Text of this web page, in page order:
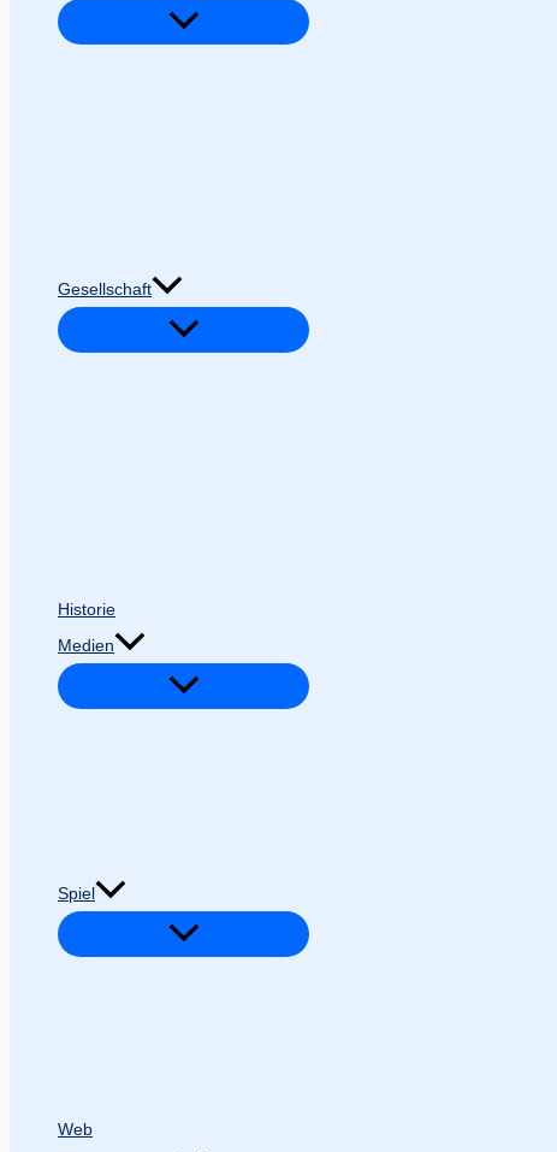
Gesellschaft
Historie
Medien
Spiel
Web